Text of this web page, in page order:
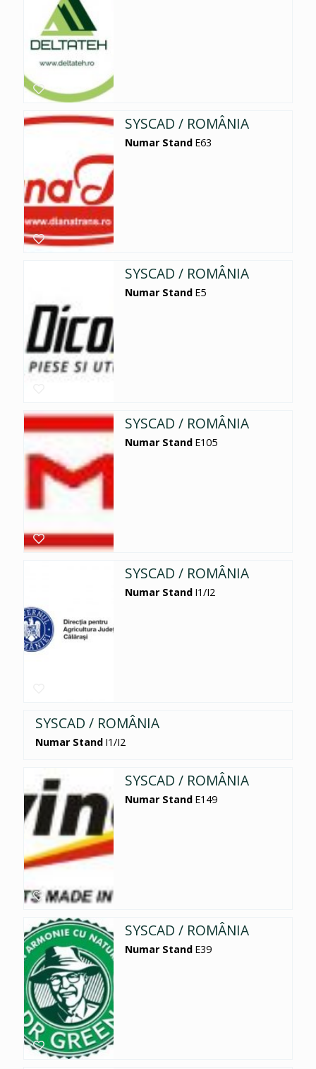
SYSCAD / ROMÂNIA
Numar Stand E63
SYSCAD / ROMÂNIA
Numar Stand E5
SYSCAD / ROMÂNIA
Numar Stand E105
SYSCAD / ROMÂNIA
Numar Stand I1/I2
SYSCAD / ROMÂNIA
Numar Stand I1/I2
SYSCAD / ROMÂNIA
Numar Stand E149
SYSCAD / ROMÂNIA
Numar Stand E39